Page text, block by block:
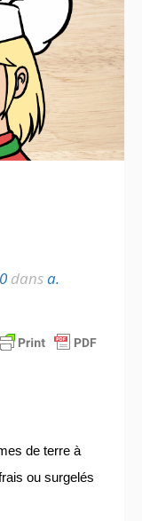
dansa.
de terre à
ou surgelés